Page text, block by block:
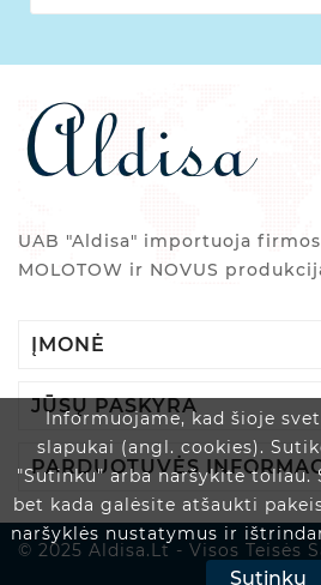
Informuojame, kad šioje
slapukai (angl. cookies).
"Sutinku" arba naršykite toliau.
bet kada galėsite atšaukti
naršyklės nustatymus ir
Sutinku
UAB "Aldisa" importuoja firmos
MOLOTOW ir NOVUS
ĮMONĖ
JŪSŲ PASKYRA
PARDUOTUVĖS
© 2025 Aldisa.lt - Visos Teisės